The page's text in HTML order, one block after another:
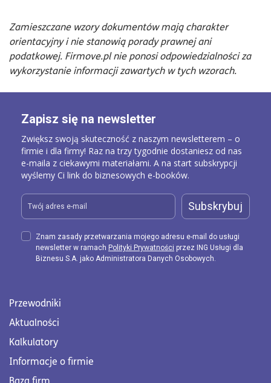
Zamieszczane wzory dokumentów mają charakter
orientacyjny i nie stanowią porady prawnej ani
podatkowej. Firmove.pl nie ponosi odpowiedzialności za
wykorzystanie informacji zawartych w tych wzorach.
Przewodniki
Aktualności
Kalkulatory
Informacje o firmie
Zapisz się na newsletter
Zwiększ swoją skuteczność z naszym newsletterem – o
firmie i dla firmy! Raz na trzy tygodnie dostaniesz od nas
e-maila z ciekawymi materiałami. A na start subskrypcji
wyślemy Ci link do biznesowych e-booków.
Subskrybuj
Znam zasady przetwarzania mojego adresu e-mail do usługi
newsletter w ramach Polityki Prywatności przez ING Usługi dla
Biznesu S.A. jako Administratora Danych Osobowych.